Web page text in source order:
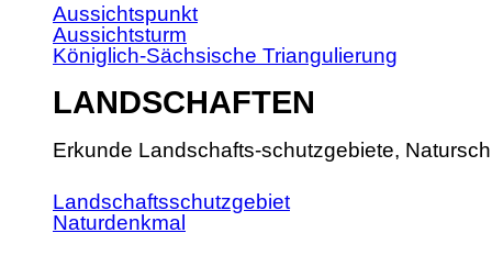
Aussichtspunkt
Aussichtsturm
Königlich-Sächsische Triangulierung
LANDSCHAFTEN
Erkunde Landschafts-schutzgebiete,
Landschaftsschutzgebiet
Naturdenkmal